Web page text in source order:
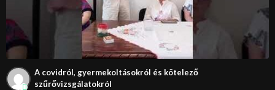
A covidról, gyermekoltásokról és kötelező
szűrővizsgálatokról